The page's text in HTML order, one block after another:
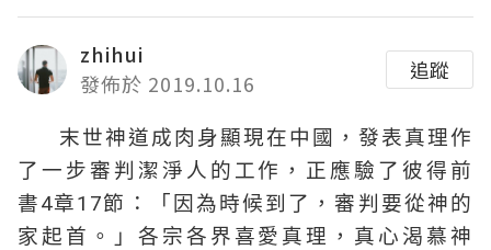
zhihui
發佈於 2019.10.16
追蹤
末世神道成肉身顯現在中國，發表真理作
了一步審判潔淨人的工作，正應驗了彼得前
書4章17節：「因為時候到了，審判要從神的
家起首。」各宗各界喜愛真理，真心渴慕神